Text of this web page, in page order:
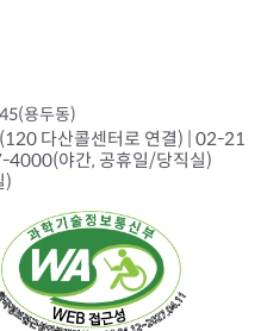
용두동)
다산콜센터로 연결) | 02-21
야간, 공휴일/당직실)
)